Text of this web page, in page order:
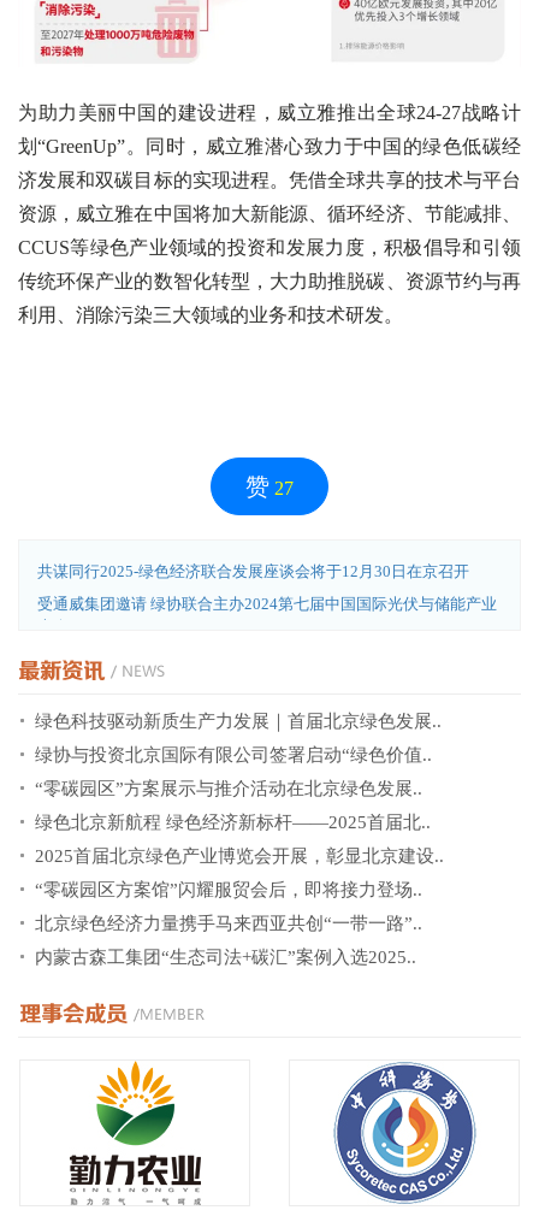
为助力美丽中国的建设进程，威立雅推出全球24-27战略计
划“GreenUp”。同时，威立雅潜心致力于中国的绿色低碳经
济发展和双碳目标的实现进程。凭借全球共享的技术与平台
资源，威立雅在中国将加大新能源、循环经济、节能减排、
CCUS等绿色产业领域的投资和发展力度，积极倡导和引领
传统环保产业的数智化转型，大力助推脱碳、资源节约与再
利用、消除污染三大领域的业务和技术研发。
赞 27
共谋同行2025-绿色经济联合发展座谈会将于12月30日在京召开
受通威集团邀请 绿协联合主办2024第七届中国国际光伏与储能产业
绿色科技驱动新质生产力发展｜首届北京绿色发展..
绿协与投资北京国际有限公司签署启动“绿色价值..
“零碳园区”方案展示与推介活动在北京绿色发展..
绿色北京新航程 绿色经济新标杆——2025首届北..
2025首届北京绿色产业博览会开展，彰显北京建设..
“零碳园区方案馆”闪耀服贸会后，即将接力登场..
北京绿色经济力量携手马来西亚共创“一带一路”..
内蒙古森工集团“生态司法+碳汇”案例入选2025..